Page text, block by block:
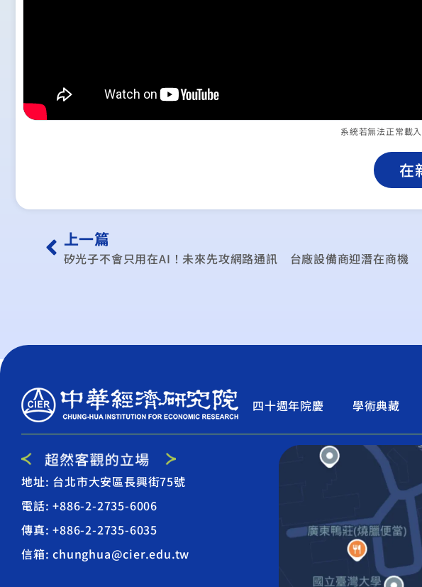
系統若無法正常載
在
上一篇
矽光子不會只用在AI！未來先攻網路通訊 台廠設備商迎潛在商機
四十週年院慶 學術典藏
地址: 台北市大安區長興街75號
電話: +886-2-2735-6006
傳真: +886-2-2735-6035
信箱: chunghua@cier.edu.tw